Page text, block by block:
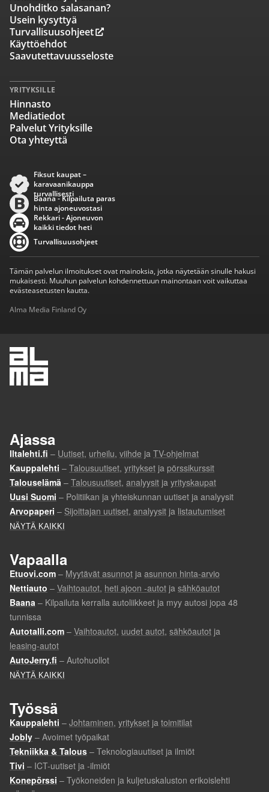
Unohditko salasanan?
Usein kysyttyä
Turvallisuusohjeet
Käyttöehdot
Saavutettavuusseloste
YRITYKSILLE
Hinnasto
Mediatiedot
Palvelut Yrityksille
Ota yhteyttä
Fiksut kaupat –
karavaanikauppa
turvallisesti
Baana - Kilpailuta paras
hinta ajoneuvostasi
Rekkari - Ajoneuvon
kaikki tiedot heti
Turvallisuusohjeet
Tämän palvelun ilmoitukset ovat mainoksia, jotka näytetään sinulle hakusi
mukaisesti. Muuhun palvelun kohdennettuun mainontaan voit vaikuttaa
evästeasetusten kautta.
Alma Media Finland Oy